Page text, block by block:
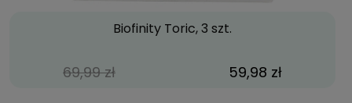
Biofinity Toric, 3 szt.
69,99 zł 59,98 zł